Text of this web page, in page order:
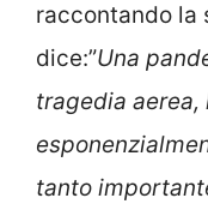
raccontando la
dice:”Una
tragedia
tanto